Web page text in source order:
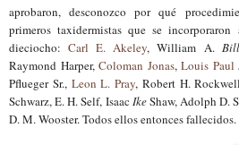
aprobaron, desconozco por qué
primeros taxidermistas que se incorporaron
dieciocho:Carl E. Akeley, William A. Bill
Raymond Harper, Coloman Jonas, Louis Paul
Pflueger Sr., Leon L. Pray, Robert H.
Schwarz, E. H. Self, Isaac IkeShaw, Adolph D.
D. M. Wooster. Todos ellos entonces fallecidos.